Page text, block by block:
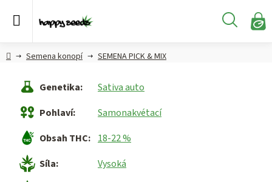
Hledat
Semena
CBD,
CBG a
HHC
konopí
Konopné
produkty
HlavníSemena konopí SEMENA PICK & MIX
Genetika:
Sativa auto
Pohlaví:
Samonakvétací
Obsah THC: 18-22 %
Síla:
Vysoká